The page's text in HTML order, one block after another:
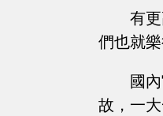
有
們也就樂
國
故，一